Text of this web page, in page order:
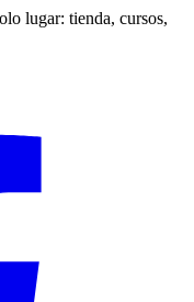
lugar: tienda, cursos,